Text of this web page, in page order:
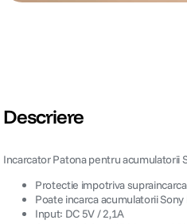
Descriere
Incarcator Patona pentru acumulatorii
Protectie impotriva
Poate incarca acumulatorii
Input: DC 5V / 2,1A